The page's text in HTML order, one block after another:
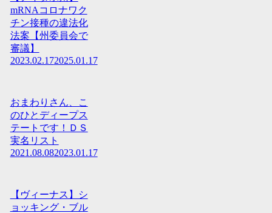
mRNAコロナワク
チン接種の違法化
法案【州委員会で
審議】
2023.02.172025.01.17
おまわりさん、こ
のひとディープス
テートです！ＤＳ
実名リスト
2021.08.082023.01.17
【ヴィーナス】シ
ョッキング・ブル